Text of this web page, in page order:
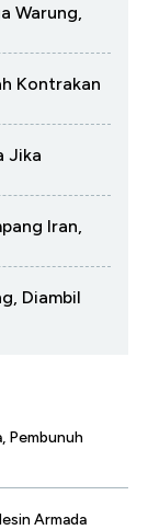
Warung,
Kontrakan
Jika
Iran,
Diambil
Pembunuh
Armada